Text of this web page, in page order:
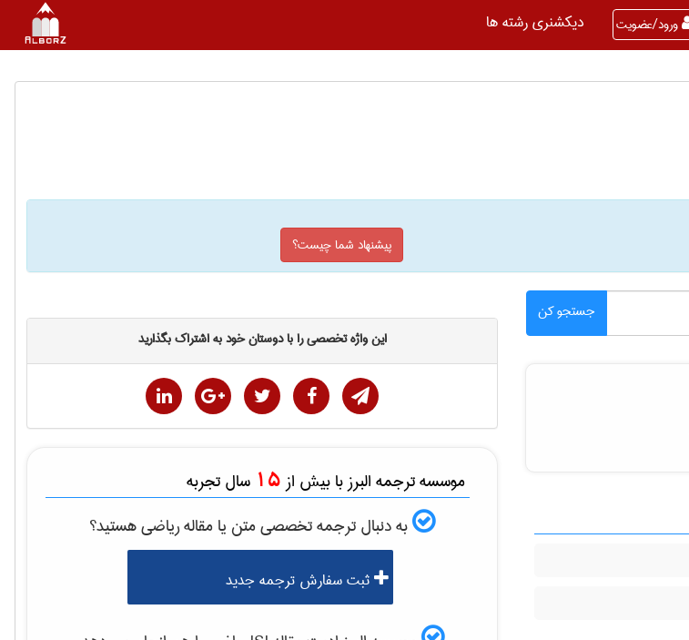
ورود/عضویت دیکشنری رشته ها
پیشنهاد شما چیست؟
جستجو کن
این واژه تخصصی را با دوستان خود به اشتراک بگذارید
موسسه ترجمه البرز با بیش از 15 سال تجربه
به دنبال ترجمه تخصصی متن یا مقالهرياضیهستید؟
ثبت سفارش ترجمه جدید